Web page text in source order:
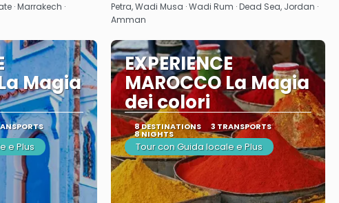
· Marrakech ·
Petra, Wadi Musa · Wadi Rum · Dead Sea, Jordan ·
Amman
Magia
e Plus
EXPERIENCE
MAROCCO La Magia
dei colori
8 DESTINATIONS 3 TRANSPORTS
8 NIGHTS
Tour con Guida locale e Plus